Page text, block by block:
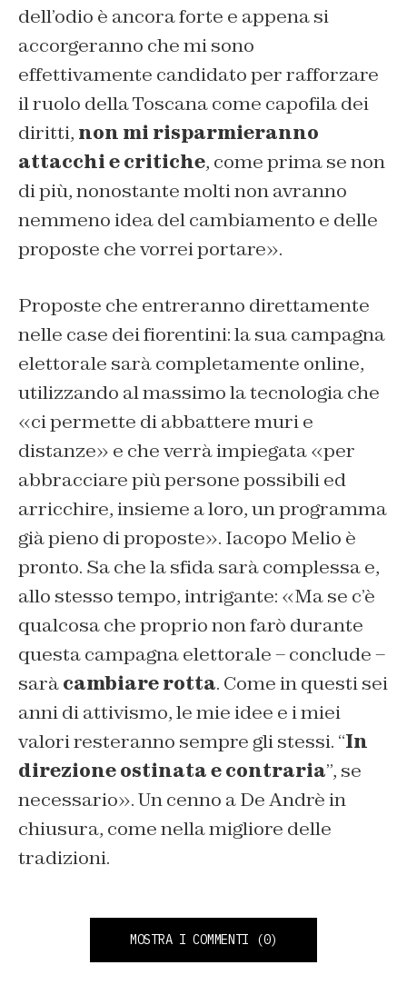
dell’odio è ancora forte e appena si
accorgeranno che mi sono
effettivamente candidato per rafforzare
il ruolo della Toscana come capofila dei
diritti, non mi risparmieranno
attacchi e critiche, come prima se non
di più, nonostante molti non avranno
nemmeno idea del cambiamento e delle
proposte che vorrei portare».
Proposte che entreranno direttamente
nelle case dei fiorentini: la sua campagna
elettorale sarà completamente online,
utilizzando al massimo la tecnologia che
«ci permette di abbattere muri e
distanze» e che verrà impiegata «per
abbracciare più persone possibili ed
arricchire, insieme a loro, un programma
già pieno di proposte». Iacopo Melio è
pronto. Sa che la sfida sarà complessa e,
allo stesso tempo, intrigante: «Ma se c’è
qualcosa che proprio non farò durante
questa campagna elettorale – conclude –
saràcambiare rotta. Come in questi sei
anni di attivismo, le mie idee e i miei
valori resteranno sempre gli stessi. “In
direzione ostinata e contraria”, se
necessario». Un cenno a De Andrè in
chiusura, come nella migliore delle
tradizioni.
MOSTRA I COMMENTI (0)